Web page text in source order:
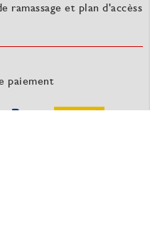
ramassage et plan d'accèss
paiement